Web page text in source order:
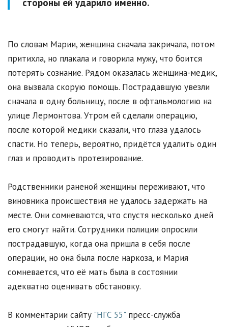
стороны ей ударило именно.
По словам Марии, женщина сначала закричала, потом
притихла, но плакала и говорила мужу, что боится
потерять сознание. Рядом оказалась женщина-медик,
она вызвала скорую помощь. Пострадавшую увезли
сначала в одну больницу, после в офтальмологию на
улице Лермонтова. Утром ей сделали операцию,
после которой медики сказали, что глаза удалось
спасти. Но теперь, вероятно, придётся удалить один
глаз и проводить протезирование.
Родственники раненой женщины переживают, что
виновника происшествия не удалось задержать на
месте. Они сомневаются, что спустя несколько дней
его смогут найти. Сотрудники полиции опросили
пострадавшую, когда она пришла в себя после
операции, но она была после наркоза, и Мария
сомневается, что её мать была в состоянии
адекватно оценивать обстановку.
В комментарии сайту "НГС 55"пресс-служба